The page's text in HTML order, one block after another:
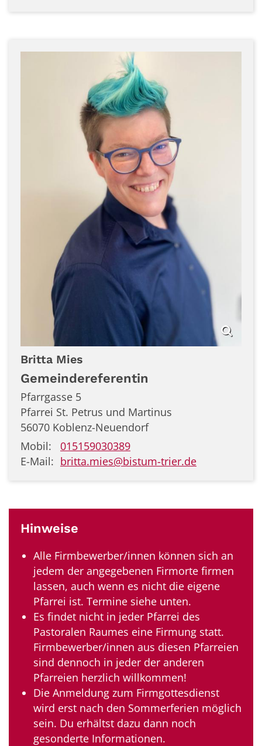
Britta Mies
Gemeindereferentin
Pfarrgasse 5
Pfarrei St. Petrus und Martinus
56070 Koblenz-Neuendorf
Mobil:
015159030389
E-Mail: britta.mies@bistum-trier.de
Hinweise
Alle Firmbewerber/innen können sich an
jedem der angegebenen Firmorte firmen
lassen, auch wenn es nicht die eigene
Pfarrei ist. Termine siehe unten.
Es findet nicht in jeder Pfarrei des
Pastoralen Raumes eine Firmung statt.
Firmbewerber/innen aus diesen Pfarreien
sind dennoch in jeder der anderen
Pfarreien herzlich willkommen!
Die Anmeldung zum Firmgottesdienst
wird erst nach den Sommerferien möglich
sein. Du erhältst dazu dann noch
gesonderte Informationen.